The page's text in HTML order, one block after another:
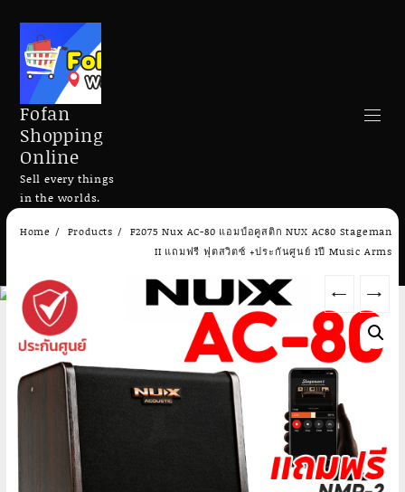
Skip
Fofan
Shopping
Online
Sell every things
in the worlds.
Search
Home Products
F2075 Nux AC-80 แอมป์อคูสติก NUX AC80 Stageman
II แถมฟรี ฟุตสวิตซ์ +ประกันศูนย์ 1ปี Music Arms
← →
Add to cart Add to cart